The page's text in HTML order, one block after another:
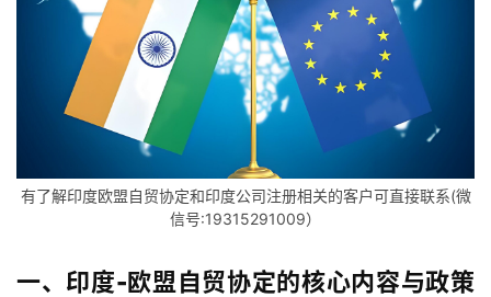
有了解印度欧盟自贸协定和印度公司注册相关的客户可直接联系(微
信号:19315291009）
一、印度-欧盟自贸协定的核心内容与政策